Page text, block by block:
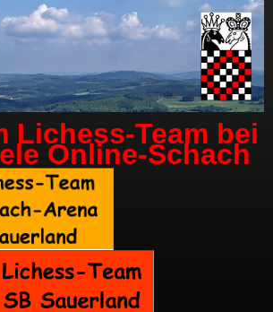
Lichess-Team bei
Online-Schach